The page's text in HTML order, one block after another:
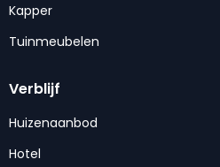
Kapper
Tuinmeubelen
Verblijf
Huizenaanbod
Hotel